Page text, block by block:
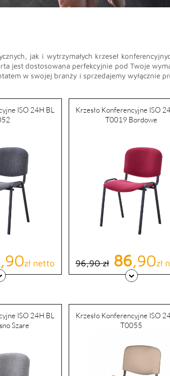
jak i wytrzymałych krzeseł
jest dostosowana perfekcyjnie pod Twoje
w swojej branży i sprzedajemy wyłącznie
ISO 24H BL
,90zł netto
Krzesło Konferencyjne ISO
T0019 Bordowe
Cena
96,90 zł Cena
86,90zł
ISO 24H BL
Szare
Krzesło Konferencyjne ISO
T0055